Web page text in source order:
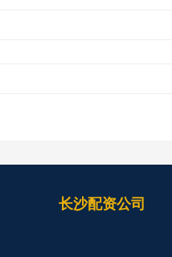
长沙配资公司